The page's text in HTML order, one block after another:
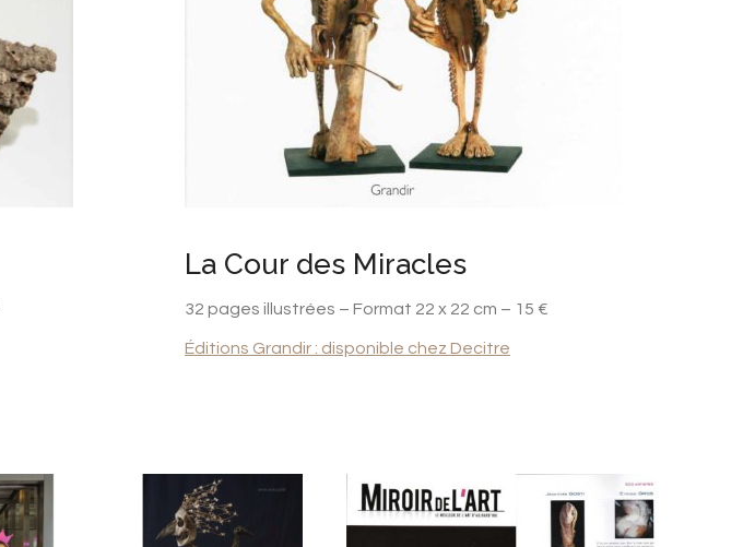
La Cour des Miracles
32 pages illustrées – Format 22 x 22 cm – 15 €
Éditions Grandir : disponible chez Decitre